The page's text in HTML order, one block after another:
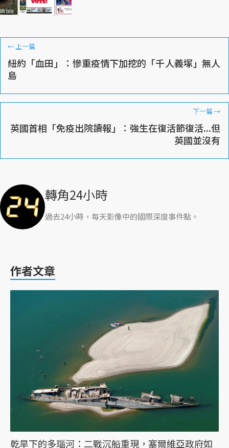
←上一篇
紐約「血田」：慘重疫情下加挖的「千人義塚」無人
島
下一篇→
英國首相「免疫出院讀報」：強生在復活節復活...但
英國並沒有
轉角24小時
過去24小時，每天影像中的國際深度事件點。
作者文章
乾旱下的多瑙河：二戰沉船重現，塞爾維亞政府如